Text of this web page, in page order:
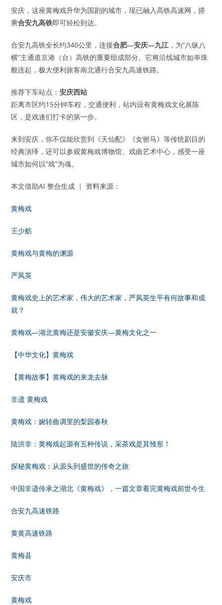
安庆，这座黄梅戏升华为国剧的城市，现已融入高铁高速网，搭
乘合安九高铁即可轻松到达。
合安九高铁全长约340公里，连接合肥—安庆—九江 ，为“八纵八
横”主通道京港（台）高铁的重要组成部分。它将沿线城市如串珠
般连起，极大便利旅客南北通行合安九高速铁路。
推荐下车站点：安庆西站
距离市区约15分钟车程，交通便利，站内设有黄梅戏文化展陈
区，是戏迷们打卡的第一步。
来到安庆，你不仅能欣赏到《天仙配》《女驸马》等传统剧目的
经典演绎，还可以参观黄梅戏博物馆、戏曲艺术中心，感受一座
城市如何以“戏”为魂。
本文借助AI 整合生成 ｜ 资料来源：
黄梅戏
王少舫
黄梅戏与黄梅的渊源
严凤英
黄梅戏史上的艺术家，伟大的艺术家，严凤英生平有何故事和成
就？
黄梅戏—湖北黄梅还是安徽安庆—黄梅文化之一
【中华文化】黄梅戏
【黄梅故事】黄梅戏的来龙去脉
非遗 黄梅戏
黄梅戏：婉转曲调里的梨园春秋
陆洪非：黄梅戏起源有五种传说，采茶戏是其雏形！
探秘黄梅戏：从源头到盛世的传奇之旅
中国非遗传承之湖北《黄梅戏》，一篇文章看完黄梅戏前世今生
合安九高速铁路
黄黄高速铁路
黄梅县
安庆市
黄梅戏